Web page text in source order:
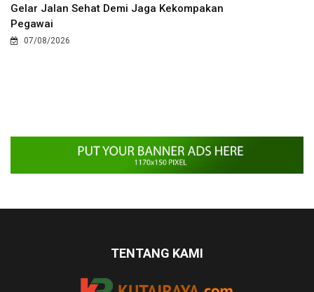
Gelar Jalan Sehat Demi Jaga Kekompakan
Pegawai
07/08/2026
TENTANG KAMI